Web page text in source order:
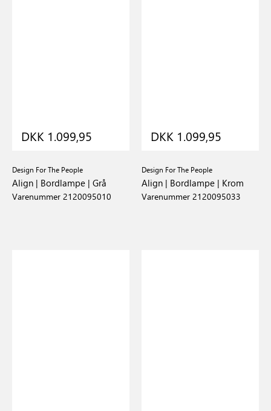
DKK 1.099,95
Design For The People
Align | Bordlampe | Grå
Varenummer 2120095010
DKK 1.099,95
Design For The People
Align | Bordlampe | Krom
Varenummer 2120095033